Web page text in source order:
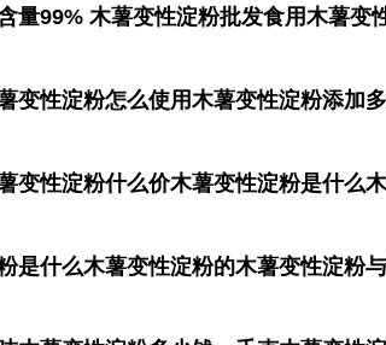
量99% 木薯变性淀粉批发食用木薯变
变性淀粉怎么使用木薯变性淀粉添加
变性淀粉什么价木薯变性淀粉是什么
是什么木薯变性淀粉的木薯变性淀粉